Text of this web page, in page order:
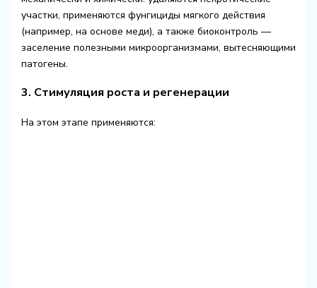
участки, применяются фунгициды мягкого действия
(например, на основе меди), а также биоконтроль —
заселение полезными микроорганизмами, вытесняющими
патогены.
3. Стимуляция роста и регенерации
На этом этапе применяются: